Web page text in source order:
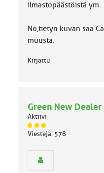
ilmastopäästöistä ym.
No,tietyn kuvan saa
muusta.
Kirjattu
Green New Dealer
Aktiivi
J
ä
Viestejä: 578